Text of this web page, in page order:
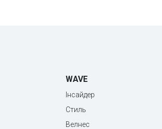
WAVE
Інсайдер
Стиль
Велнес